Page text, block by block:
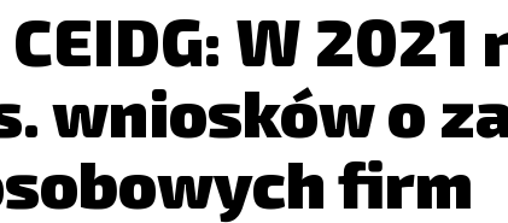
Zapomniałeś hasła? Kliknij tutaj
CEIDG: W
wniosków o
firm